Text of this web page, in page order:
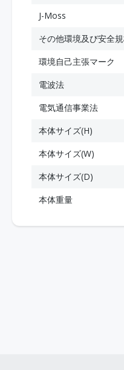
J-Moss
その他環境及び安全
環境自己主張マーク
電波法
電気通信事業法
本体サイズ(H)
本体サイズ(W)
本体サイズ(D)
本体重量